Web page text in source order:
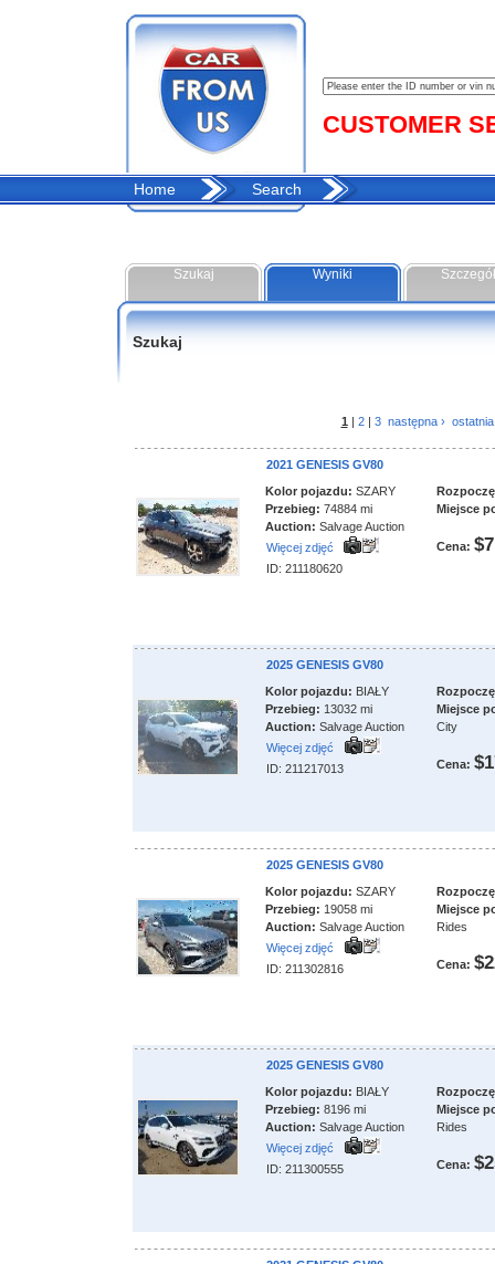
CUSTOMER
Home Search
Szukaj Wyniki
Szukaj
1 | 2| 3 następna ›
2021 GENESIS GV80
Kolor pojazdu: SZARY
Przebieg: 74884 mi
Auction: Salvage Auction
Więcej zdjęć
ID: 211180620
Miejsce
Cena:
2025 GENESIS GV80
Kolor pojazdu: BIAŁY
Przebieg: 13032 mi
Auction: Salvage Auction
Więcej zdjęć
ID: 211217013
Miejsce
City
Cena:
2025 GENESIS GV80
Kolor pojazdu: SZARY
Przebieg: 19058 mi
Auction: Salvage Auction
Więcej zdjęć
ID: 211302816
Miejsce
Rides
Cena:
2025 GENESIS GV80
Kolor pojazdu: BIAŁY
Przebieg: 8196 mi
Auction: Salvage Auction
Więcej zdjęć
ID: 211300555
Miejsce
Rides
Cena: